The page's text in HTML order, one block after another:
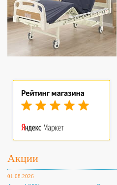
Акции
01.08.2026